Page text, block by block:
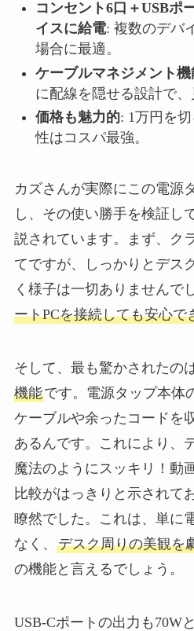
コンセント6口＋USBポ
イスに給電: 複数のデバ
場合に最適。
ケーブルマネジメント
に配線を隠せる設計で、
価格も魅力的: 1万円を
性はコスパ最強。
カズさんが実際にこの電源
し、その使い勝手を検証し
説されています。まず、ク
てですが、しっかりとデス
く様子は一切ありませんで
ートPCを接続しても安心で
そして、最も驚かされたの
機能です。電源タップ本体
ケーブルや余ったコードを
あるんです。これにより、
魔法のようにスッキリ！動
比較がはっきりと示されて
瞭然でした。これは、単に
なく、 デスク周りの美観を
の機能と言えるでしょう。
USB-Cポートの出力も70W